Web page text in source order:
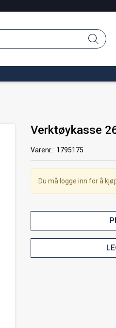
Verktøykasse
Varenr.: 1795175
Du må logge inn for å